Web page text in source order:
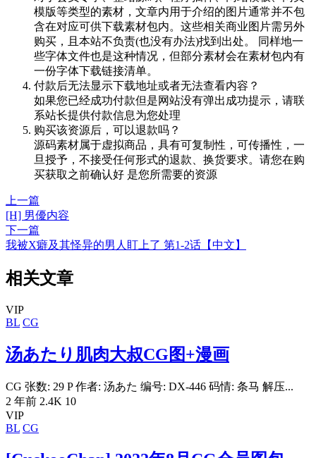
模版等类型的素材，文章内用于介绍的图片通常并不包
含在对应可供下载素材包内。这些相关商业图片需另外
购买，且本站不负责(也没有办法)找到出处。 同样地一
些字体文件也是这种情况，但部分素材会在素材包内有
一份字体下载链接清单。
付款后无法显示下载地址或者无法查看内容？
如果您已经成功付款但是网站没有弹出成功提示，请联
系站长提供付款信息为您处理
购买该资源后，可以退款吗？
源码素材属于虚拟商品，具有可复制性，可传播性，一
旦授予，不接受任何形式的退款、换货要求。请您在购
买获取之前确认好 是您所需要的资源
上一篇
[H] 男優内容
下一篇
我被X癖及其怪异的男人盯上了 第1-2话【中文】
相关文章
VIP
BL CG
汤あたり肌肉大叔CG图+漫画
CG 张数: 29 P 作者: 汤あた 编号: DX-446 码情: 条马 解压...
2 年前 2.4K 10
VIP
BL CG